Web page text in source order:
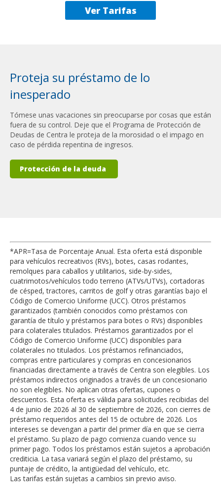
Ver Tarifas
Proteja su préstamo de lo
inesperado
Tómese unas vacaciones sin preocuparse por cosas que están
fuera de su control. Deje que el Programa de Protección de
Deudas de Centra le proteja de la morosidad o el impago en
caso de pérdida repentina de ingresos.
Protección de la deuda
*APR=Tasa de Porcentaje Anual. Esta oferta está disponible
para vehículos recreativos (RVs), botes, casas rodantes,
remolques para caballos y utilitarios, side-by-sides,
cuatrimotos/vehículos todo terreno (ATVs/UTVs), cortadoras
de césped, tractores, carritos de golf y otras garantías bajo el
Código de Comercio Uniforme (UCC). Otros préstamos
garantizados (también conocidos como préstamos con
garantía de título y préstamos para botes o RVs) disponibles
para colaterales titulados. Préstamos garantizados por el
Código de Comercio Uniforme (UCC) disponibles para
colaterales no titulados. Los préstamos refinanciados,
compras entre particulares y compras en concesionarios
financiadas directamente a través de Centra son elegibles. Los
préstamos indirectos originados a través de un concesionario
no son elegibles. No aplican otras ofertas, cupones o
descuentos. Esta oferta es válida para solicitudes recibidas del
4 de junio de 2026 al 30 de septiembre de 2026, con cierres de
préstamo requeridos antes del 15 de octubre de 2026. Los
intereses se devengan a partir del primer día en que se cierra
el préstamo. Su plazo de pago comienza cuando vence su
primer pago. Todos los préstamos están sujetos a aprobación
crediticia. La tasa variará según el plazo del préstamo, su
puntaje de crédito, la antigüedad del vehículo, etc.
Las tarifas están sujetas a cambios sin previo aviso.